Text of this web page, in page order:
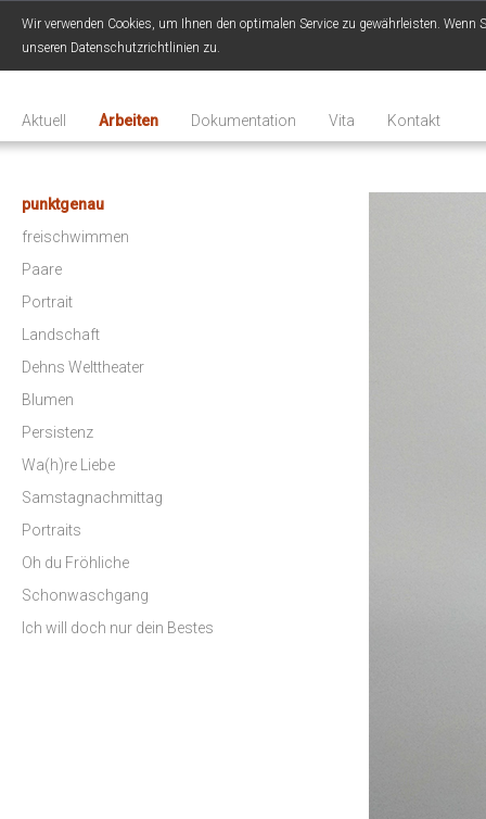
Wir verwenden Cookies, um Ihnen den optimalen Service zu gewährleisten. Wenn
unseren Datenschutzrichtlinien zu.
Aktuell Arbeiten Dokumentation Vita Kontakt
punktgenau
freischwimmen
Paare
Portrait
Landschaft
Dehns Welttheater
Blumen
Persistenz
Wa(h)re Liebe
Samstagnachmittag
Portraits
Oh du Fröhliche
Schonwaschgang
Ich will doch nur dein Bestes